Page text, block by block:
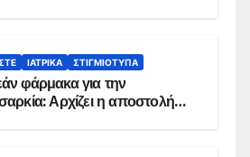
ΙΑΤΡΙΚΆ ΣΤΙΓΜΙΌΤΥΠΑ
φάρμακα για την
Αρχίζει η αποστολή